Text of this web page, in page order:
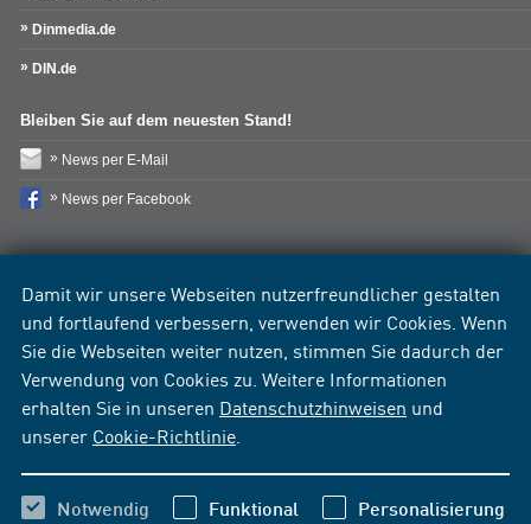
Damit wir unsere Webseiten nutzerfreundlicher gestalten
und fortlaufend verbessern, verwenden wir Cookies. Wenn
Sie die Webseiten weiter nutzen, stimmen Sie dadurch der
Verwendung von Cookies zu. Weitere Informationen
erhalten Sie in unseren Datenschutzhinweisen und
unserer Cookie-Richtlinie
Notwendig Funktional Personalisierung
Dinmedia.de
DIN.de
Bleiben Sie auf dem neuesten Stand!
News per E-Mail
News per Facebook